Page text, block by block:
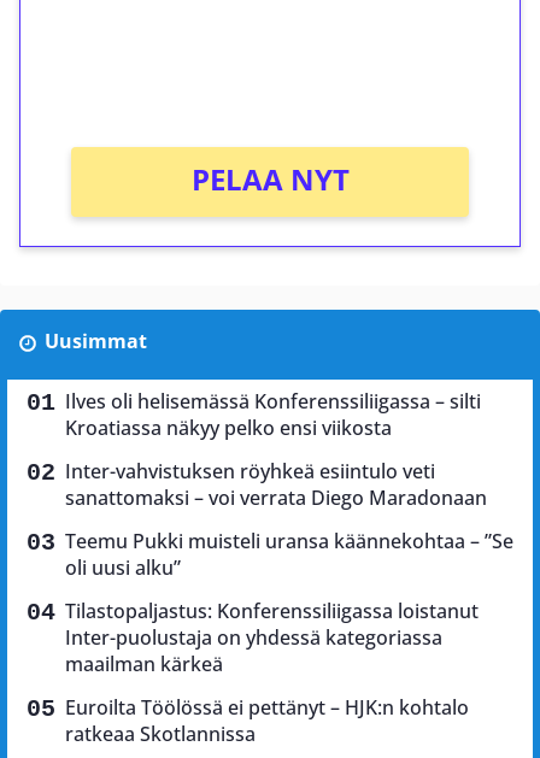
PELAA NYT
Uusimmat
Ilves oli helisemässä Konferenssiliigassa – silti
Kroatiassa näkyy pelko ensi viikosta
Inter-vahvistuksen röyhkeä esiintulo veti
sanattomaksi – voi verrata Diego Maradonaan
Teemu Pukki muisteli uransa käännekohtaa – ”Se
oli uusi alku”
Tilastopaljastus: Konferenssiliigassa loistanut
Inter-puolustaja on yhdessä kategoriassa
maailman kärkeä
Euroilta Töölössä ei pettänyt – HJK:n kohtalo
ratkeaa Skotlannissa